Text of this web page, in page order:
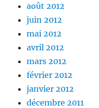
août 2012
juin 2012
mai 2012
avril 2012
mars 2012
février 2012
janvier 2012
décembre 2011